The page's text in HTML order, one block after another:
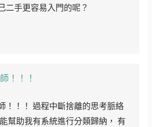
二手更容易入門的呢？
！！！
！！！ 過程中斷捨離的思考脈絡
幫助我有系統進行分類歸納， 有